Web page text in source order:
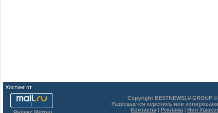
Хостинг от
Copyright BESTNEWSLV-GROUP
Разрешается перепись или
Контакты | Реклама | Нил